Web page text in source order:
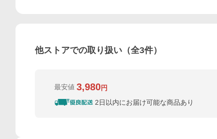
他ストアでの取り扱い（全3件）
最安値 3,980円
2日以内にお届け可能な商品あり